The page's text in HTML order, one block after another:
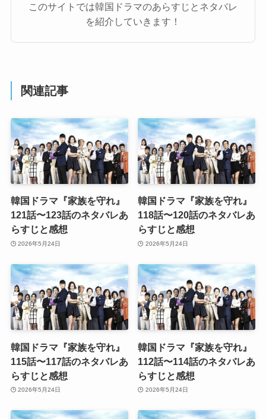
このサイトでは韓国ドラマのあらすじとネタバレ
を紹介していきます！
関連記事
韓国ドラマ『家族を守れ』
121話〜123話のネタバレあ
らすじと感想
2026年5月24日
韓国ドラマ『家族を守れ』
118話〜120話のネタバレあ
らすじと感想
2026年5月24日
韓国ドラマ『家族を守れ』
115話〜117話のネタバレあ
らすじと感想
2026年5月24日
韓国ドラマ『家族を守れ』
112話〜114話のネタバレあ
らすじと感想
2026年5月24日